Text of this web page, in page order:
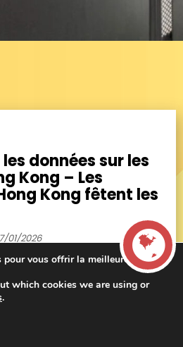
données sur les
Kong – Les
Kong fêtent les
01/2026
LIVE
pour vous offrir la meilleure
which cookies we are using or
.